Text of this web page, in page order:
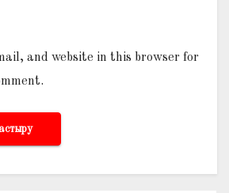
and website in this browser for